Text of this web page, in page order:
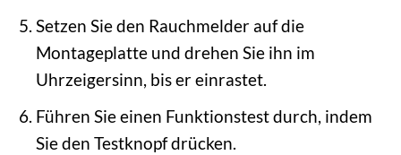
Setzen Sie den Rauchmelder auf die
Montageplatte und drehen Sie ihn im
Uhrzeigersinn, bis er einrastet.
Führen Sie einen Funktionstest durch, indem
Sie den Testknopf drücken.